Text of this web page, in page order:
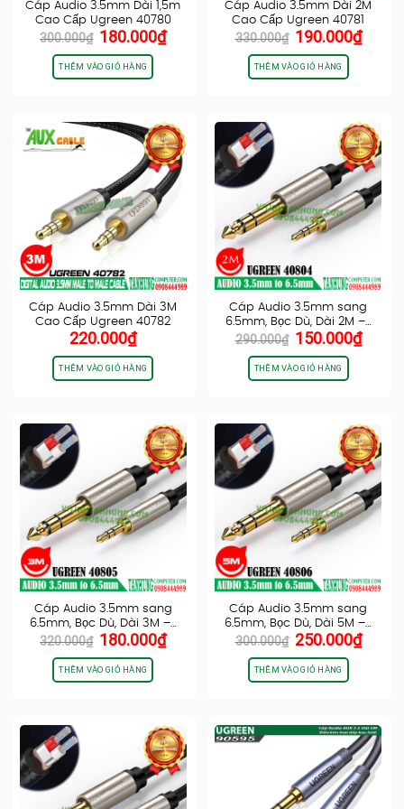
Cáp Audio 3.5mm Dài 1,5m
Cao Cấp Ugreen 40780
AV125
300.000₫ Giá
gốc
là:
300.000₫.
180.000₫Giá
THÊM VÀO GIỎ HÀNG
Cáp Audio 3.5mm Dài 2M
Cao Cấp Ugreen 40781
AV125
330.000₫ Giá
gốc
là:
330.000₫.
190.000₫Giá
THÊM VÀO GIỎ HÀNG
Cáp Audio 3.5mm Dài 3M
Cao Cấp Ugreen 40782
AV125
220.000₫
THÊM VÀO GIỎ HÀNG
Cáp Audio 3.5mm sang
6.5mm, Bọc Dù, Dài 2M –…
290.000₫ Giá
gốc
là:
290.000₫.
150.000₫Giá
THÊM VÀO GIỎ HÀNG
Cáp Audio 3.5mm sang
6.5mm, Bọc Dù, Dài 3M –…
320.000₫ Giá
gốc
là:
320.000₫.
180.000₫Giá
THÊM VÀO GIỎ HÀNG
Cáp Audio 3.5mm sang
6.5mm, Bọc Dù, Dài 5M –…
300.000₫ Giá
gốc
là:
300.000₫.
250.000₫Giá
THÊM VÀO GIỎ HÀNG